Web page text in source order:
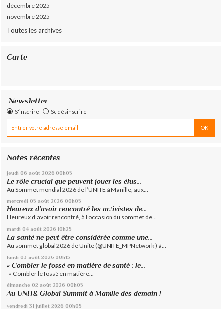
décembre 2025
novembre 2025
Toutes les archives
Carte
Newsletter
S'inscrire Se désinscrire
Notes récentes
jeudi 06 août 2026 00h05
Le rôle crucial que peuvent jouer les élus...
Au Sommet mondial 2026 de l’UNITE à Manille, aux...
mercredi 05 août 2026 00h05
Heureux d’avoir rencontré les activistes de...
Heureux d’avoir rencontré, à l’occasion du sommet de...
mardi 04 août 2026 10h25
La santé ne peut être considérée comme une...
Au sommet global 2026 de Unite (@UNITE_MPNetwork ) à...
lundi 03 août 2026 08h13
« Combler le fossé en matière de santé : le...
« Combler le fossé en matière...
dimanche 02 août 2026 00h05
Au UNIT& Global Summit à Manille dès demain !
vendredi 31 juillet 2026 00h05